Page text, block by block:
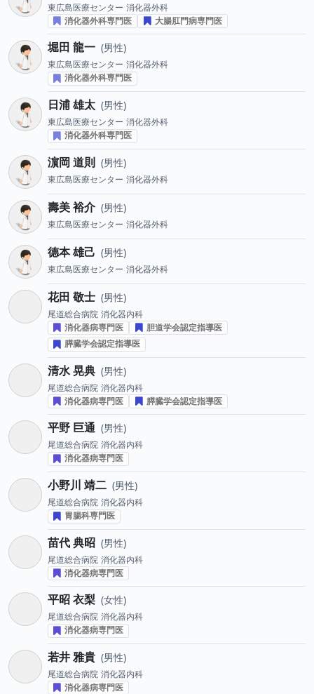
東広島医療センター 消化器外科
消化器外科専門医
大腸肛門病専門医
堀田 龍一 男性
東広島医療センター 消化器外科
消化器外科専門医
日浦 雄太 男性
東広島医療センター 消化器外科
消化器外科専門医
濵岡 道則 男性
東広島医療センター 消化器外科
壽美 裕介 男性
東広島医療センター 消化器外科
德本 雄己 男性
東広島医療センター 消化器外科
花田 敬士 男性
尾道総合病院 消化器内科
消化器病専門医
胆道学会認定指導医
膵臓学会認定指導医
清水 晃典 男性
尾道総合病院 消化器内科
消化器病専門医
膵臓学会認定指導医
平野 巨通 男性
尾道総合病院 消化器内科
消化器病専門医
小野川 靖二 男性
尾道総合病院 消化器内科
胃腸科専門医
苗代 典昭 男性
尾道総合病院 消化器内科
消化器病専門医
平昭 衣梨 女性
尾道総合病院 消化器内科
消化器病専門医
若井 雅貴 男性
尾道総合病院 消化器内科
消化器病専門医